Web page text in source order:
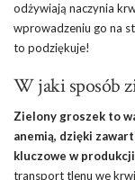
odżywiają naczynia
wprowadzeniu go na
to podziękuje!
W jaki sposób
Zielony groszek to
anemią, dzięki
kluczowe w
transport tlenu we